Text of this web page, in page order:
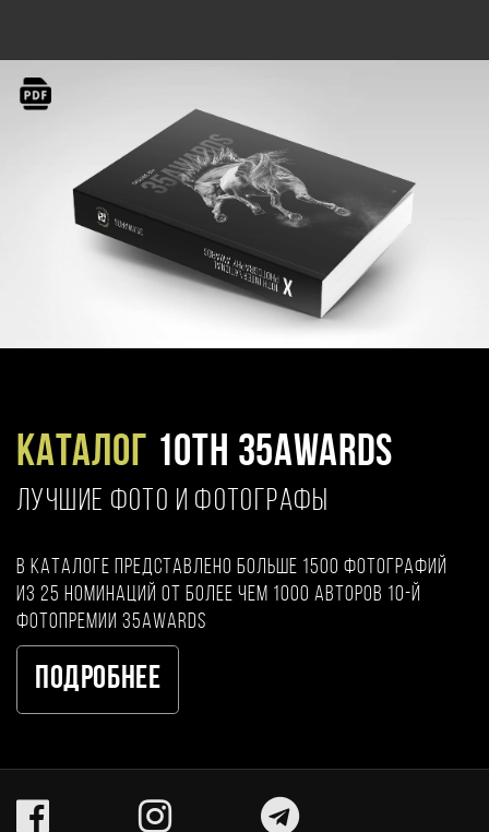
Каталог 10TH 35AWARDS
ЛУЧШИЕ ФОТО И ФОТОГРАФЫ
В каталоге представлено больше 1500 фотографий
из 25 номинаций от более чем 1000 авторов 10-й
фотопремии 35AWARDS
Подробнее